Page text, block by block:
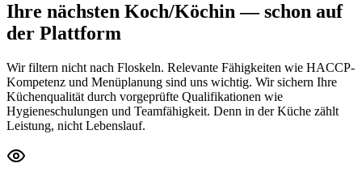
Ihre nächsten Koch/Köchin— schon auf
der Plattform
Wir filtern nicht nach Floskeln. Relevante Fähigkeiten wie HACCP-
Kompetenz und Menüplanung sind uns wichtig. Wir sichern Ihre
Küchenqualität durch vorgeprüfte Qualifikationen wie
Hygieneschulungen und Teamfähigkeit. Denn in der Küche zählt
Leistung, nicht Lebenslauf.